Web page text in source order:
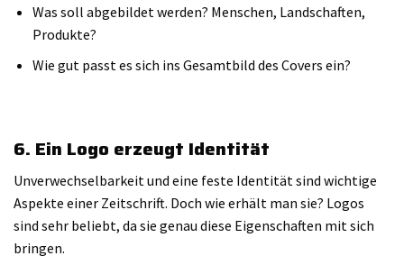
Was soll abgebildet werden? Menschen, Landschaften,
Produkte?
Wie gut passt es sich ins Gesamtbild des Covers ein?
6. Ein Logo erzeugt Identität
Unverwechselbarkeit und eine feste Identität sind wichtige
Aspekte einer Zeitschrift. Doch wie erhält man sie? Logos
sind sehr beliebt, da sie genau diese Eigenschaften mit sich
bringen.